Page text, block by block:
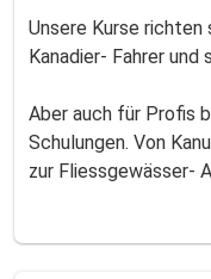
Unsere Kurse richten
Kanadier- Fahrer
Aber auch für Profis
Schulungen. Von
zur Fliessgewässer-